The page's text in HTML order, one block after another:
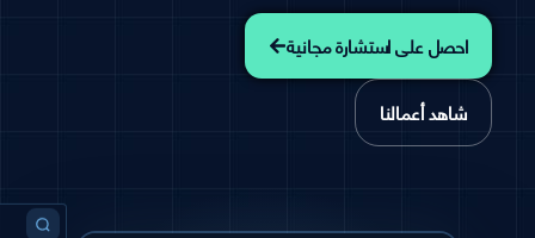
احصل على استشارة مجانية
شاهد أعمالنا